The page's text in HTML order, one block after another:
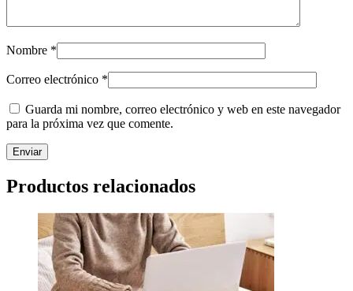
Nombre *
Correo electrónico *
Guarda mi nombre, correo electrónico y web en este navegador
para la próxima vez que comente.
Productos relacionados